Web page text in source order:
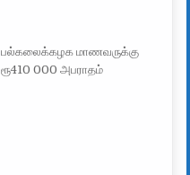
பல்கலைக்கழக மாணவருக்கு
ரூ410 000 அபராதம்